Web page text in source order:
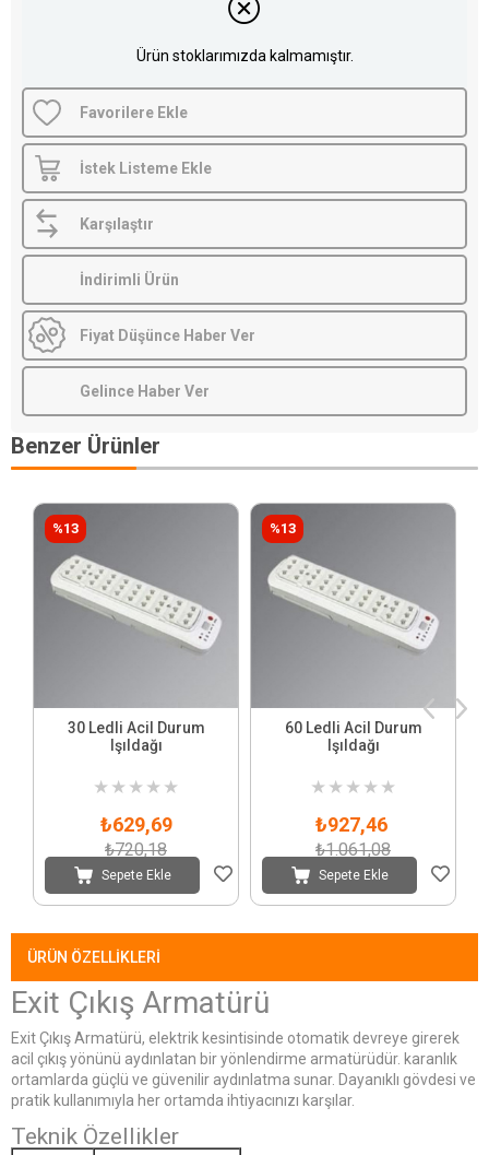
Ürün stoklarımızda kalmamıştır.
Favorilere Ekle
İstek Listeme Ekle
Karşılaştır
İndirimli Ürün
Fiyat Düşünce Haber Ver
Gelince Haber Ver
Benzer Ürünler
30 Ledli Acil Durum
Işıldağı
★ ★ ★ ★ ★
₺629,69
₺720,18
Sepete Ekle
%13
60 Ledli Acil Durum
Işıldağı
★ ★ ★ ★ ★
₺927,46
₺1.061,08
Sepete Ekle
%13
ÜRÜN ÖZELLIKLERI
Exit Çıkış Armatürü
Exit Çıkış Armatürü, elektrik kesintisinde otomatik devreye girerek
acil çıkış yönünü aydınlatan bir yönlendirme armatürüdür. karanlık
ortamlarda güçlü ve güvenilir aydınlatma sunar. Dayanıklı gövdesi ve
pratik kullanımıyla her ortamda ihtiyacınızı karşılar.
Teknik Özellikler